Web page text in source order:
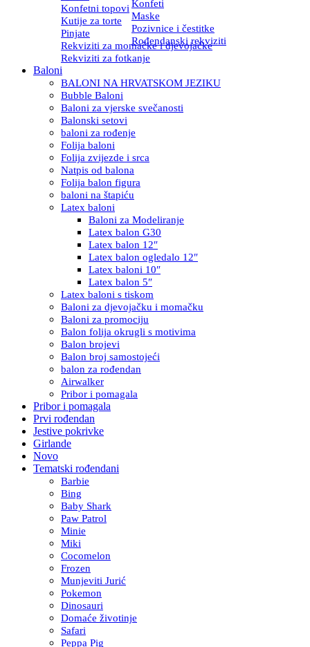
Konfetni topovi Konfeti
Kutije za torte
Maske
Pinjate
Pozivnice i čestitke
Rekviziti za momačke i djevojačke
Rođendanski rekviziti
Rekviziti za fotkanje
Baloni
BALONI NA HRVATSKOM JEZIKU
Bubble Baloni
Baloni za vjerske svečanosti
Balonski setovi
baloni za rođenje
Folija baloni
Folija zvijezde i srca
Natpis od balona
Folija balon figura
baloni na štapiću
Latex baloni
Baloni za Modeliranje
Latex balon G30
Latex balon 12″
Latex balon ogledalo 12″
Latex baloni 10″
Latex balon 5″
Latex baloni s tiskom
Baloni za djevojačku i momačku
Baloni za promociju
Balon folija okrugli s motivima
Balon brojevi
Balon broj samostojeći
balon za rođendan
Airwalker
Pribor i pomagala
Pribor i pomagala
Prvi rođendan
Jestive pokrivke
Girlande
Novo
Tematski rođendani
Barbie
Bing
Baby Shark
Paw Patrol
Minie
Miki
Cocomelon
Frozen
Munjeviti Jurić
Pokemon
Dinosauri
Domaće životinje
Safari
Peppa Pig